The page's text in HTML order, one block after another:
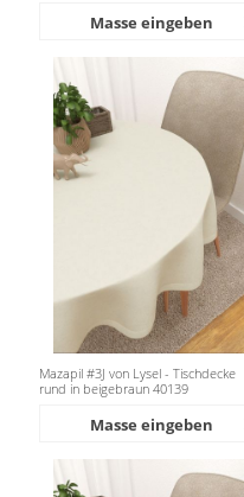
Masse eingeben
Mazapil #3J von Lysel - Tischdecke
rund in beigebraun 40139
Masse eingeben